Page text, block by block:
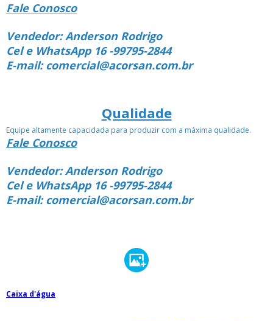
Fale Conosco
Vendedor: Anderson Rodrigo
Cel e WhatsApp 16 -99795-2844
E-mail: comercial@acorsan.com.br
Qualidade
Equipe altamente capacidada para produzir com a máxima qualidade.
Fale Conosco
Vendedor: Anderson Rodrigo
Cel e WhatsApp 16 -99795-2844
E-mail: comercial@acorsan.com.br
Caixa d'água